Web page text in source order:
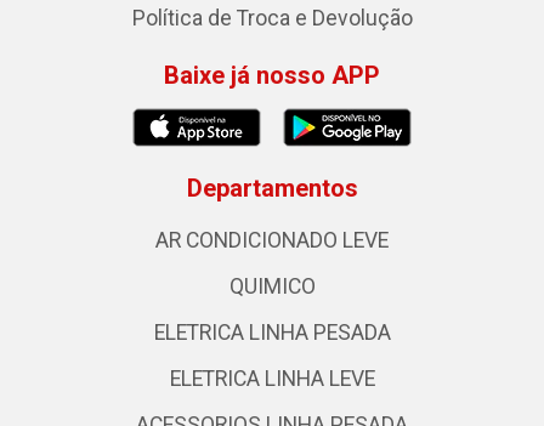
Política de Troca e Devolução
Baixe já nosso APP
Departamentos
AR CONDICIONADO LEVE
QUIMICO
ELETRICA LINHA PESADA
ELETRICA LINHA LEVE